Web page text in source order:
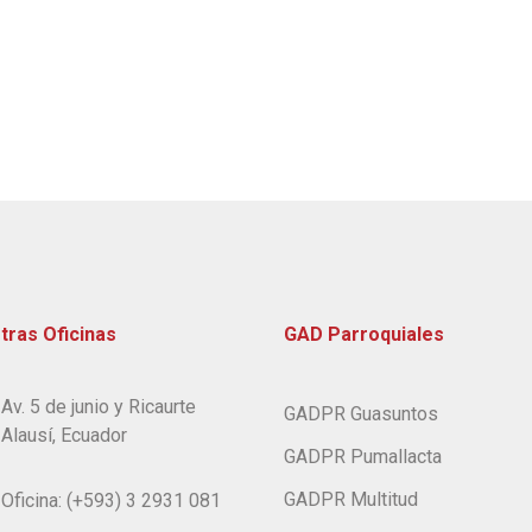
Oficinas
Av. 5 de junio y Ricaurte
Alausí, Ecuador
Oficina: (+593) 3 2931 081
GAD Parroquiales
GADPR Guasuntos
GADPR Pumallacta
GADPR Multitud